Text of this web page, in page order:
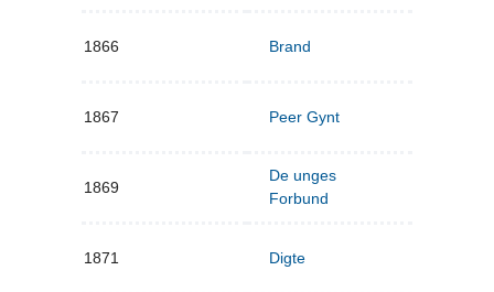
1866 Brand
1867 Peer Gynt
1869
De unges
Forbund
1871 Digte